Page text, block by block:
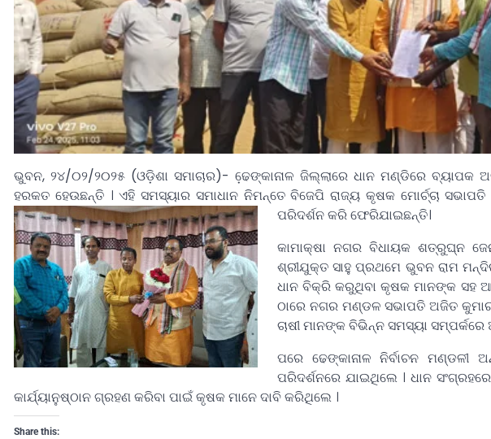
ଭୁବନ, ୨୪/୦୨/୨୦୨୫ (ଓଡ଼ିଶା ସମାଚାର)- ଢେ଼ଙ୍କାନାଳ ଜିଲ୍ଲାରେ ଧାନ ମଣ୍ଡିରେ ବ୍ୟାପକ
ହରକତ ହେଉଛନ୍ତି । ଏହି ସମସ୍ୟାର ସମାଧାନ ନିମନ୍ତେ ବିଜେପି ରାଜ୍ୟ କୃଷକ ମୋର୍ଚ୍ଚା
ପରିଦର୍ଶନ କରି ଫେରିଯାଇଛନ୍ତି।
କାମାକ୍ଷା ନଗର ବିଧାୟକ ଶତ୍ରୁଘ୍ନ
ଶ୍ରୀଯୁକ୍ତ ସାହୁ ପ୍ରଥମେ ଭୁବନ ରାମ
ଧାନ ବିକ୍ରି କରୁଥିବା କୃଷକ ମାନଙ୍କ ସହ
ଠାରେ ନଗର ମଣ୍ଡଳ ସଭାପତି ଅଜିତ କୁମାର
ଚାଷୀ ମାନଙ୍କ ବିଭିନ୍ନ ସମସ୍ୟା
ପରେ ଢେଙ୍କାନାଳ ନିର୍ବାଚନ
ପରିଦର୍ଶନରେ ଯାଇଥିଲେ । ଧାନ
କାର୍ଯ୍ୟାନୁଷ୍ଠାନ ଗ୍ରହଣ କରିବା ପାଇଁ କୃଷକ ମାନେ ଦାବି କରିଥିଲେ ।
Share this: